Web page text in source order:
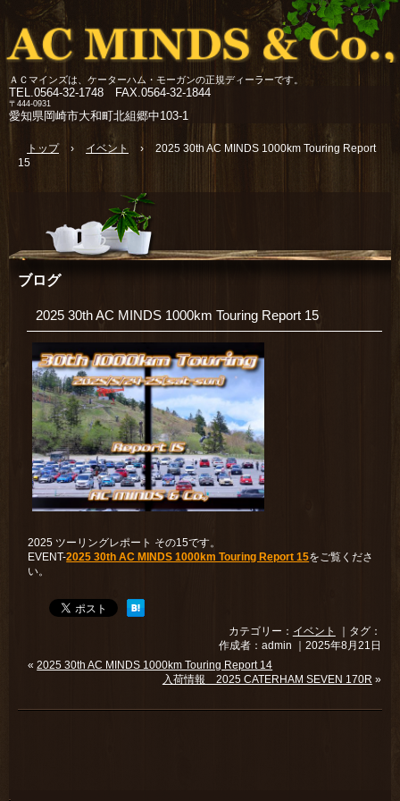
ＡＣマインズは、ケーターハム・モーガンの正規ディーラーです。
TEL.0564-32-1748 FAX.0564-32-1844
〒444-0931
愛知県岡崎市大和町北組郷中103-1
トップ › イベント ›
2025 30th AC MINDS 1000km Touring Report
15
ブログ
2025 30th AC MINDS 1000km Touring Report 15
2025 ツーリングレポート その15です。
EVENT-2025 30th AC MINDS 1000km Touring Report 15をご覧くださ
い。
カテゴリー： イベント
｜タグ：
作成者：admin ｜2025年8月21日
«2025 30th AC MINDS 1000km Touring Report 14
入荷情報 2025 CATERHAM SEVEN 170R »